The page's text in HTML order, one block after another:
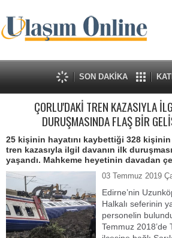
SON DAKİKA
ÇORLU'DAKİ TREN KAZASIYLA
DURUŞMASINDA FLAŞ BİR
25 kişinin hayatını kaybettiği 328 kişinin
tren kazasıyla ilgil davanın ilk
yaşandı. Mahkeme heyetinin davadan
03 Temmuz 2019
Edirne’nin
Halkalı seferinin
personelin
Temmuz 2018’de